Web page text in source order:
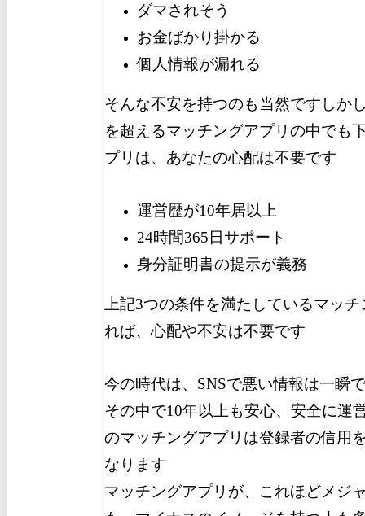
ダマされそう
お金ばかり掛かる
個人情報が漏れる
そんな不安を持つのも当然です しか
を超えるマッチングアプリの中でも
プリは、あなたの心配は不要です
運営歴が10年居以上
24時間365日サポート
身分証明書の提示が義務
上記3つの条件を満たしているマッ
れば、心配や不安は不要です
今の時代は、SNSで悪い情報は一瞬
その中で10年以上も安心、安全に運
のマッチングアプリは登録者の信用
なります
マッチングアプリが、これほどメジ